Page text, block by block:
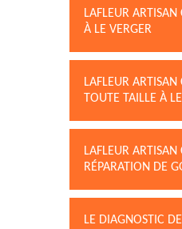
LAFLEUR
À LE VERGER
LAFLEUR
TOUTE TAILLE À
LAFLEUR
RÉPARATION DE
LE DIAGNOSTIC